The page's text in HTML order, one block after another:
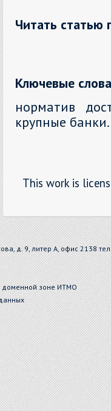
Читать статью
Ключевые
норматив
крупные банки.
This work is
д. 9, литер А, офис 2138
доменной зоне ИТМО